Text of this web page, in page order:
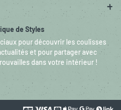
de Styles
pour découvrir les coulisses
et pour partager avec
dans votre intérieur !